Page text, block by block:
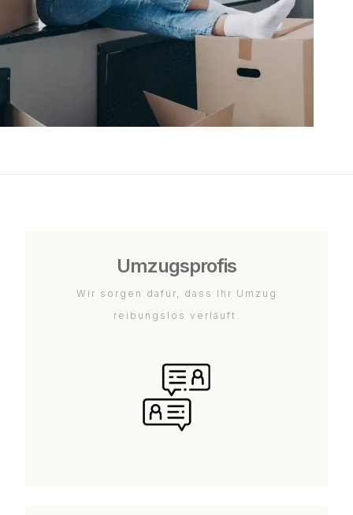
Umzugsprofis
Wir sorgen dafür, dass Ihr Umzug
reibungslos verläuft.